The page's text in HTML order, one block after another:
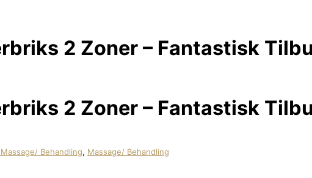
2 Zoner – Fantastisk
2 Zoner – Fantastisk
Behandling, Massage/ Behandling